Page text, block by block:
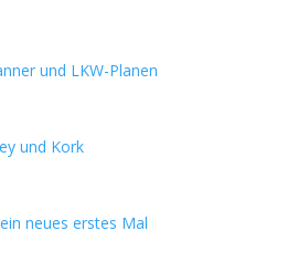
und LKW-Planen
und Kork
neues erstes Mal